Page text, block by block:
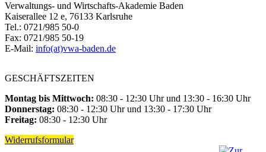
Verwaltungs- und Wirtschafts-Akademie Baden
Kaiserallee 12 e, 76133 Karlsruhe
Tel.: 0721/985 50-0
Fax: 0721/985 50-19
E-Mail: info(at)vwa-baden.de
GESCHÄFTSZEITEN
Montag bis Mittwoch: 08:30 - 12:30 Uhr und 13:30 - 16:30 Uhr
Donnerstag: 08:30 - 12:30 Uhr und 13:30 - 17:30 Uhr
Freitag: 08:30 - 12:30 Uhr
Widerrufsformular